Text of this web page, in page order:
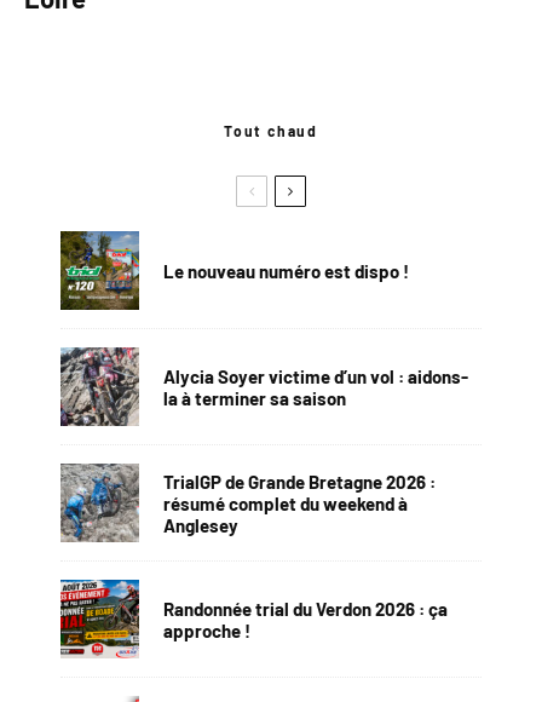
Tout chaud
Le nouveau numéro est dispo !
Alycia Soyer victime d’un vol : aidons-
la à terminer sa saison
TrialGP de Grande Bretagne 2026 :
résumé complet du weekend à
Anglesey
Randonnée trial du Verdon 2026 : ça
approche !